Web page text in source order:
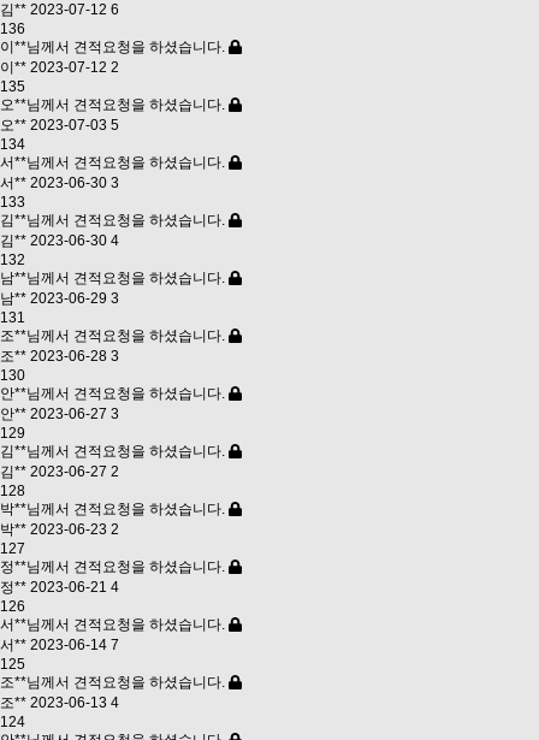
김** 2023-07-12 6
136
이**님께서 견적요청을 하셨습니다.
이** 2023-07-12 2
135
오**님께서 견적요청을 하셨습니다.
오** 2023-07-03 5
134
서**님께서 견적요청을 하셨습니다.
서** 2023-06-30 3
133
김**님께서 견적요청을 하셨습니다.
김** 2023-06-30 4
132
남**님께서 견적요청을 하셨습니다.
남** 2023-06-29 3
131
조**님께서 견적요청을 하셨습니다.
조** 2023-06-28 3
130
안**님께서 견적요청을 하셨습니다.
안** 2023-06-27 3
129
김**님께서 견적요청을 하셨습니다.
김** 2023-06-27 2
128
박**님께서 견적요청을 하셨습니다.
박** 2023-06-23 2
127
정**님께서 견적요청을 하셨습니다.
정** 2023-06-21 4
126
서**님께서 견적요청을 하셨습니다.
서** 2023-06-14 7
125
조**님께서 견적요청을 하셨습니다.
조** 2023-06-13 4
124